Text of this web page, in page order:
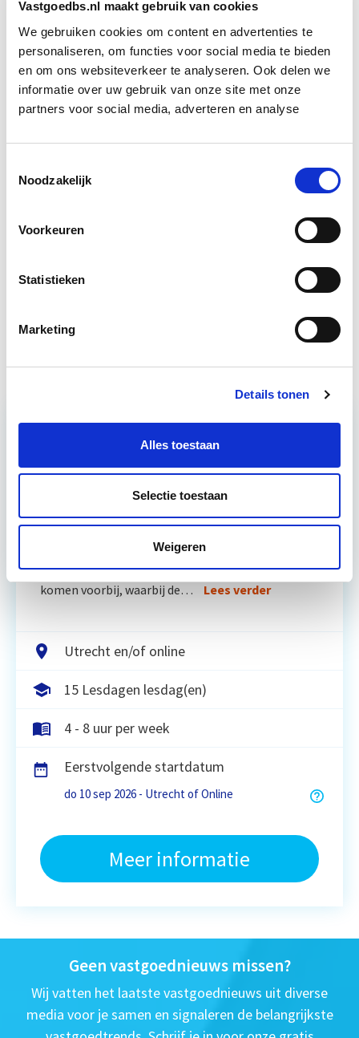
Vastgoedbs.nl maakt gebruik van cookies
We gebruiken cookies om content en advertenties te
personaliseren, om functies voor social media te bieden
en om ons websiteverkeer te analyseren. Ook delen we
informatie over uw gebruik van onze site met onze
partners voor social media, adverteren en analyse
Noodzakelijk
Voorkeuren
Statistieken
Marketing
Details tonen
Alles toestaan
Selectie toestaan
Weigeren
boot zijn gevallen. Na 10 weken opleiding hebben ze
een certificaat en bij goed functioneren een 100%
baangarantie.
Bron: NRC
Boeiend verhaal? Duik dan eens
in deze opleidingen:
DMJOP
EP-W Basis - Woningen Start wo 9 sep
Relevant bij dit artikel
Business Case voor Vastgoed- &
Projectontwikkeling
Tijdens deze opleiding leer je om integraal
vastgoedprojecten te realiseren en/of te
verbeteren. De belangrijkste trends in vastgoed
komen voorbij, waarbij de…
Lees verder
Utrecht en/of online
15 Lesdagen lesdag(en)
4 - 8 uur per week
Eerstvolgende startdatum
do 10 sep 2026 - Utrecht of Online
Meer informatie
Geen vastgoednieuws missen?
Wij vatten het laatste vastgoednieuws uit diverse
media voor je samen en signaleren de belangrijkste